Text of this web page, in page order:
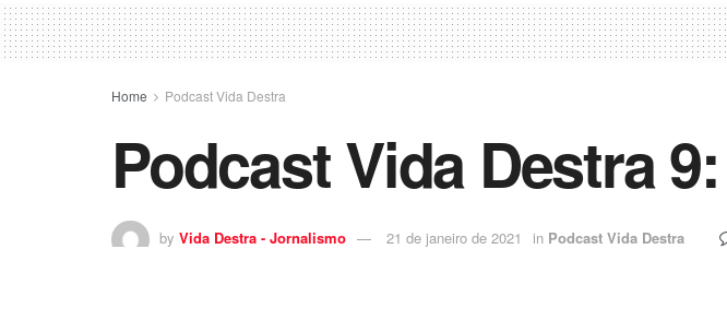
Home Podcast Vida Destra
Podcast Vida Destra
by Vida Destra - Jornalismo 21 de janeiro de 2021 in Podcast Vida Destra